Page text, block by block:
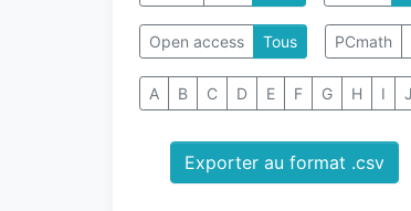
Open access Tous PCmath
A B C D E F G H I J
Exporter au format .csv